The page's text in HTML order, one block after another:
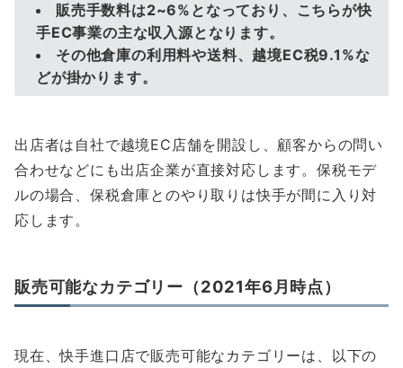
販売手数料は2~6%となっており、こちらが快
手EC事業の主な収入源となります。
その他倉庫の利用料や送料、越境EC税9.1%な
どが掛かります。
出店者は自社で越境EC店舗を開設し、顧客からの問い
合わせなどにも出店企業が直接対応します。保税モデ
ルの場合、保税倉庫とのやり取りは快手が間に入り対
応します。
販売可能なカテゴリー（2021年6月時点）
現在、快手進口店で販売可能なカテゴリーは、以下の